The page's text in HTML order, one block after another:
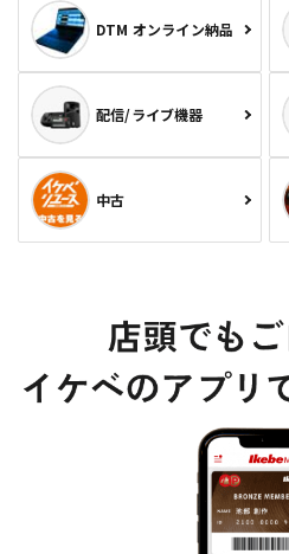
DTM オンライン納品
配信/ライブ機器
中古